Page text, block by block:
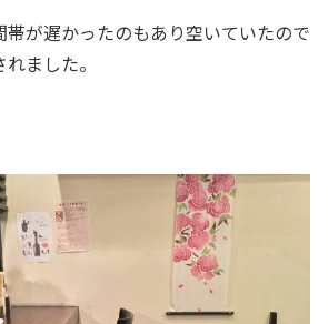
帯が遅かったのもあり空いていたので
ました。